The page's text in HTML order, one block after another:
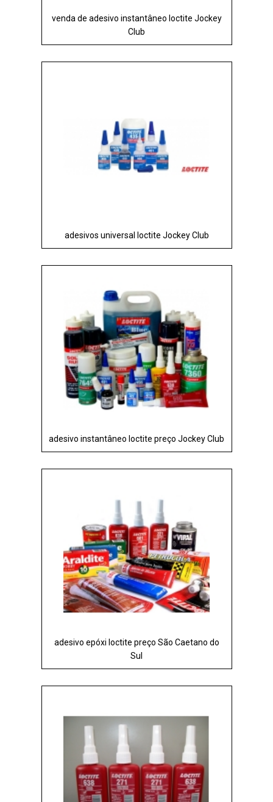
venda de adesivo instantâneo loctite Jockey
Club
adesivos universal loctite Jockey Club
adesivo instantâneo loctite preço Jockey Club
adesivo epóxi loctite preço São Caetano do
Sul